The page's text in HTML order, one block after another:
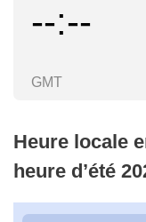
--:--
GMT
Heure locale
heure d’été